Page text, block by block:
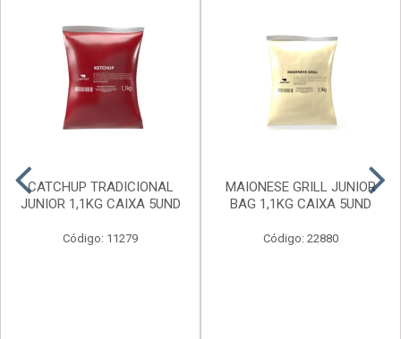
CATCHUP TRADICIONAL
JUNIOR 1,1KG CAIXA 5UND
Código: 11279
MAIONESE GRILL JUNIOR
BAG 1,1KG CAIXA 5UND
Código: 22880